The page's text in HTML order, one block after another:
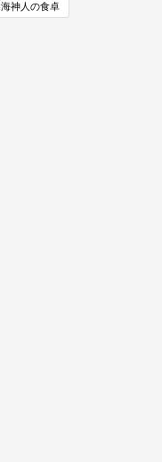
海神人の食卓